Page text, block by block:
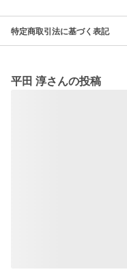
特定商取引法に基づく表記
平田 淳さんの投稿